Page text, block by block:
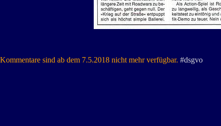
Kommentare sind ab dem 7.5.2018 nicht mehr verfügbar. #dsgvo